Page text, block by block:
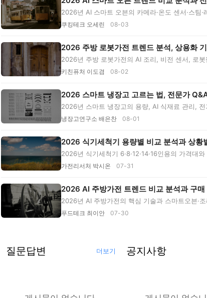
2026년 AI 스마트 오븐의 카메라·온도 센서·스팀
용,...
쿠킹테크 오세린 08-03
2026 주방 로봇가전 트렌드 분석, 상용화
2026년 주방 로봇가전의 AI 조리, 비전 센서, 로
생...
키친퓨처 이도겸 08-02
2026 스마트 냉장고 고르는 법, 전문가
2026년 스마트 냉장고의 용량, AI 식재료 관리,
다...
냉장고연구소 배은찬 08-01
2026 식기세척기 용량별 비교 분석과 상황
2026년 식기세척기 6·8·12·14·16인용의 가격대
...
가전리서처 박시온 07-31
2026 AI 주방가전 트렌드 비교 분석과 구매
2026년 AI 주방가전의 핵심 기술과 스마트오븐·
의...
푸드테크 최이안 07-30
질문답변 더보기 공지사항